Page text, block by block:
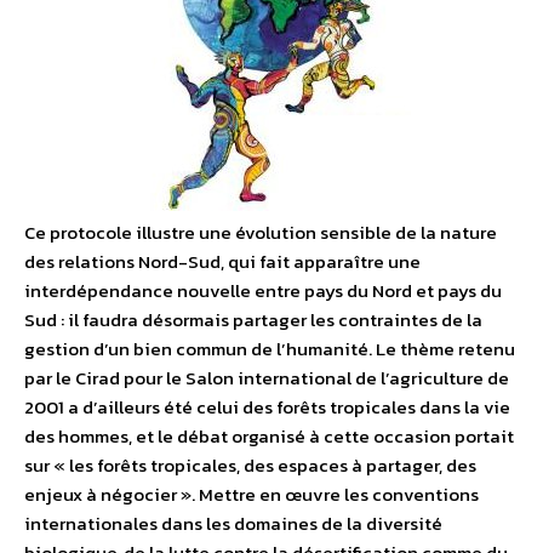
Ce protocole illustre une évolution sensible de la nature
des relations Nord-Sud, qui fait apparaître une
interdépendance nouvelle entre pays du Nord et pays du
Sud : il faudra désormais partager les contraintes de la
gestion d’un bien commun de l’humanité. Le thème retenu
par le Cirad pour le Salon international de l’agriculture de
2001 a d’ailleurs été celui des forêts tropicales dans la vie
des hommes, et le débat organisé à cette occasion portait
sur « les forêts tropicales, des espaces à partager, des
enjeux à négocier ». Mettre en œuvre les conventions
internationales dans les domaines de la diversité